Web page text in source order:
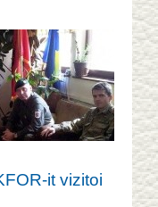
it vizitoi